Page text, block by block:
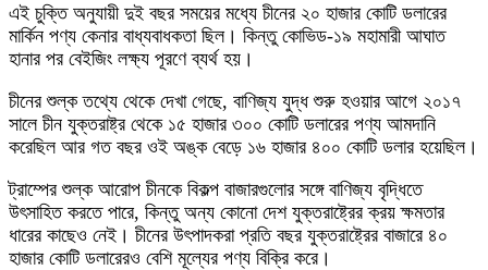
এই চুক্তি অনুযায়ী দুই বছর সময়ের মধ্যে চীনের ২০ হাজার কোটি ডলারের
মার্কিন পণ্য কেনার বাধ্যবাধকতা ছিল। কিন্তু কোভিড-১৯ মহামারী আঘাত
হানার পর বেইজিং লক্ষ্য পূরণে ব্যর্থ হয়।
চীনের শুল্ক তথ্যে থেকে দেখা গেছে, বাণিজ্য যুদ্ধ শুরু হওয়ার আগে ২০১৭
সালে চীন যুক্তরাষ্ট্র থেকে ১৫ হাজার ৩০০ কোটি ডলারের পণ্য আমদানি
করেছিল আর গত বছর ওই অঙ্ক বেড়ে ১৬ হাজার ৪০০ কোটি ডলার হয়েছিল।
ট্রাম্পের শুল্ক আরোপ চীনকে বিকল্প বাজারগুলোর সঙ্গে বাণিজ্য বৃদ্ধিতে
উৎসাহিত করতে পারে, কিন্তু অন্য কোনো দেশ যুক্তরাষ্ট্রের ক্রয় ক্ষমতার
ধারের কাছেও নেই। চীনের উৎপাদকরা প্রতি বছর যুক্তরাষ্ট্রের বাজারে ৪০
হাজার কোটি ডলারেরও বেশি মূল্যের পণ্য বিক্রি করে।